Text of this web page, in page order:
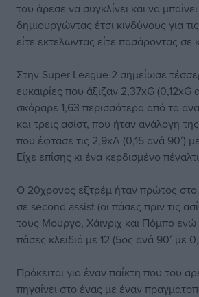
του άρεσε να συγκλίνει και να
δημιουργώντας έτσι κινδύνους για
είτε εκτελώντας είτε πασάροντας σε
Στην Super League 2 σημείωσε
ευκαιρίες που άξιζαν 2,37xG (0,12xG
σκόραρε 1,63 περισσότερα από τα
και τρεις ασίστ, που ήταν ανάλογη
που έφτασε τις 2,9xA (0,15 ανά 90′)
Είχε επίσης κι ένα κερδισμένο
Ο 20χρονος εξτρέμ ήταν πρώτος
σε second assist (οι πάσες πριν τις
τους Μούργο, Χάινριχ και Πόμπο ενώ
πάσες κλειδιά με 12 (5ος ανά 90′ με
Πρόκειται για έναν παίκτη που του
πηγαίνει στο ένας με έναν